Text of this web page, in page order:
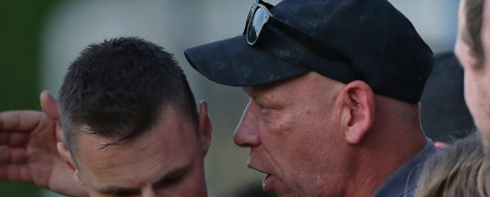
JEUGD
BUSINESS CLUB
MATCHDINERS
CLUBAPP
FANSHOP
FAQ